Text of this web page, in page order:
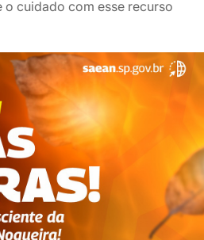
cuidado com esse recurso